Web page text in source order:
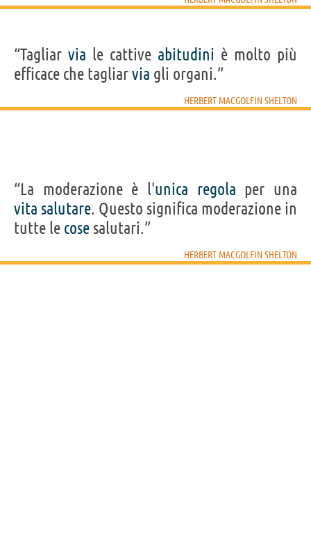
“Tagliar via le cattive abitudini è molto più
efficace che tagliarvia gli organi.”
HERBERT MACGOLFIN SHELTON
“La moderazione è l'unica regola per una
vita salutare. Questo significa moderazione in
tutte le cose salutari.”
HERBERT MACGOLFIN SHELTON